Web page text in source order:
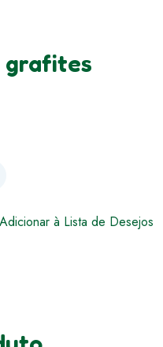
grafites
Adicionar à Lista de Desejos